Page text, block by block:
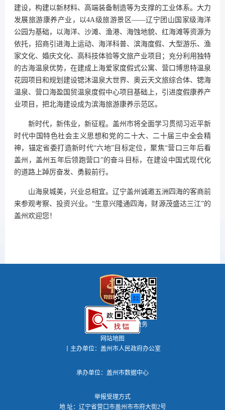
建设，构建以新材料、高端装备制造等为支撑的工业体系。大力
发展旅游康养产业，以4A级旅游景区——辽宁团山国家级海洋
公园为基础，以海洋、沙滩、渔港、海蚀地貌、红海滩等资源为
依托，招商引进海上运动、海洋科普、滨海度假、大型游乐、渔
家文化、婚庆文化、高科技体验等文旅产业项目；充分利用独特
的古海温泉优势，在建成上海爱家度假式公寓、营口博思特温泉
花园项目和规划建设锶沐温泉大世界、奥云天文旅综合体、锶海
温泉、营口海盈国贸温泉度假中心项目基础上，引进度假康养产
业项目，把北海建设成为滨海旅游康养示范区。
新时代，新伟业，新征程。盖州市将全面学习贯彻习近平新
时代中国特色社会主义思想和党的二十大、二十届三中全会精
神，锚定省委打造新时代“六地”目标定位，聚焦“营口三年后看
盖州，盖州五年后领跑营口”的奋斗目标，在建设中国式现代化
的道路上踔厉奋发、勇毅前行。
山海泉城美，兴业总相宜。辽宁盖州诚邀五洲四海的客商前
来参观考察、投资兴业。“生意兴隆通四海，财源茂盛达三江”的
盖州欢迎您！
盖州政务
网站地图
丨主办单位：盖州市人民政府办公室
承办单位：盖州市数据中心
举报受理方式
地 址：辽宁省营口市盖州市市府大街2号